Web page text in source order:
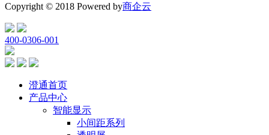
Copyright © 2018 Powered by商企云
400-0306-001
澄通首页
产品中心
智能显示
小间距系列